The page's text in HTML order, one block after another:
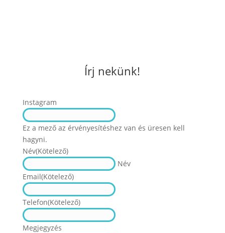
Írj nekünk!
Instagram
Ez a mező az érvényesítéshez van és üresen kell
hagyni.
Név(Kötelező)
Név
Email(Kötelező)
Telefon(Kötelező)
Megjegyzés